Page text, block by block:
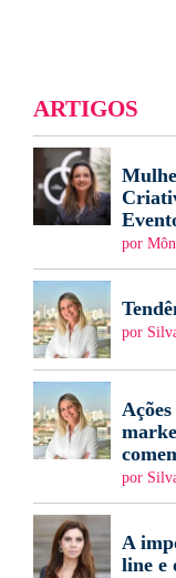
ARTIGOS
por
por
por
A
line e